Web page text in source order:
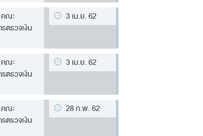
คณะ
ตรวจเงิน
3 เม.ย. 62
คณะ
ตรวจเงิน
3 เม.ย. 62
คณะ
ตรวจเงิน
28 ก.พ. 62